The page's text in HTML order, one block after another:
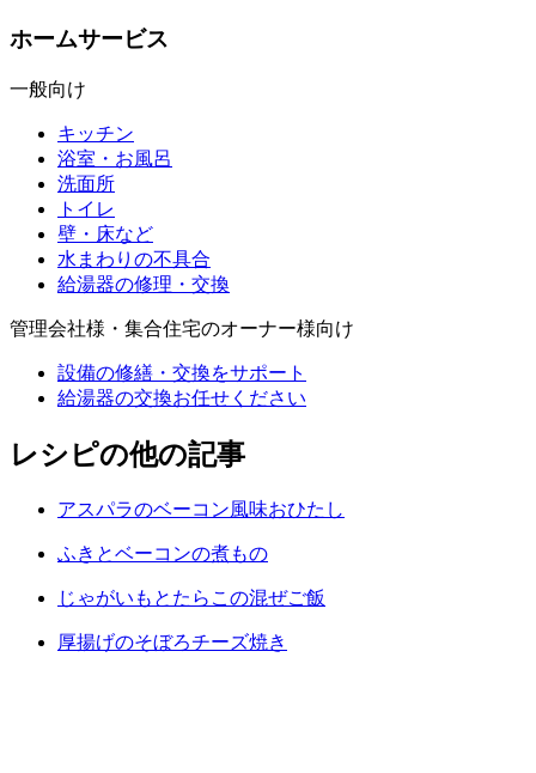
ホームサービス
一般向け
キッチン
浴室・お風呂
洗面所
トイレ
壁・床など
水まわりの不具合
給湯器の修理・交換
管理会社様・集合住宅のオーナー様向け
設備の修繕・交換をサポート
給湯器の交換お任せください
レシピの他の記事
アスパラのベーコン風味おひたし
ふきとベーコンの煮もの
じゃがいもとたらこの混ぜご飯
厚揚げのそぼろチーズ焼き